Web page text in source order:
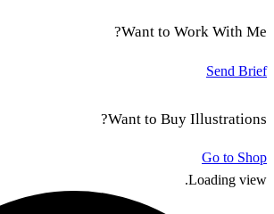
Want to Work With Me?
Send Brief
Want to Buy Illustrations?
Go to Shop
Loading view.